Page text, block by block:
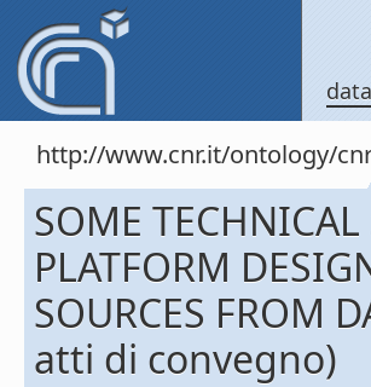
http://www.cnr.it/ontology/
SOME
PLATFORM
SOURCES FROM
atti di convegno)